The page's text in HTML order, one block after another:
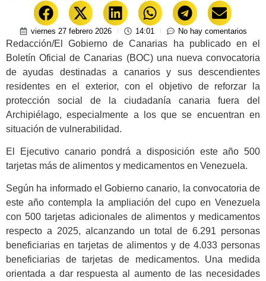
viernes 27 febrero 2026 14:01 No hay comentarios
Redacción/El Gobierno de Canarias ha publicado en el
Boletín Oficial de Canarias (BOC) una nueva convocatoria
de ayudas destinadas a canarios y sus descendientes
residentes en el exterior, con el objetivo de reforzar la
protección social de la ciudadanía canaria fuera del
Archipiélago, especialmente a los que se encuentran en
situación de vulnerabilidad.
El Ejecutivo canario pondrá a disposición este año 500
tarjetas más de alimentos y medicamentos en Venezuela.
Según ha informado el Gobierno canario, la convocatoria de
este año contempla la ampliación del cupo en Venezuela
con 500 tarjetas adicionales de alimentos y medicamentos
respecto a 2025, alcanzando un total de 6.291 personas
beneficiarias en tarjetas de alimentos y de 4.033 personas
beneficiarias de tarjetas de medicamentos. Una medida
orientada a dar respuesta al aumento de las necesidades